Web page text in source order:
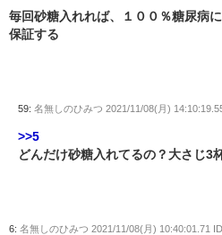
毎回砂糖入れれば、１００％糖尿病
保証する
59: 名無しのひみつ 2021/11/08(月)
>>5
どんだけ砂糖入れてるの？大さじ3
6: 名無しのひみつ 2021/11/08(月) 10:40:01.71